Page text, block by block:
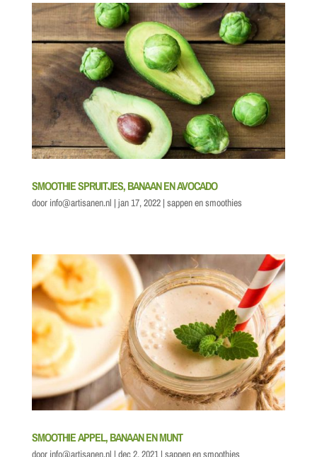
SMOOTHIE SPRUITJES, BANAAN EN AVOCADO
door info@artisanen.nl | jan 17, 2022| sappen en smoothies
SMOOTHIE APPEL, BANAAN EN MUNT
door info@artisanen.nl | dec 2, 2021| sappen en smoothies